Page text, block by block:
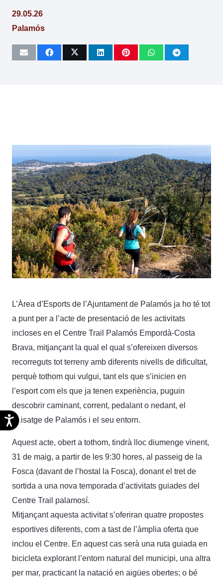
Accesibilidad
29.05.26
Palamós
L’Àrea d’Esports de l’Ajuntament de Palamós ja ho té tot
a punt per a l’acte de presentació de les activitats
incloses en el Centre Trail Palamós Empordà-Costa
Brava, mitjançant la qual el qual s’ofereixen diversos
recorreguts tot terreny amb diferents nivells de dificultat,
perquè tothom qui vulgui, tant els que s’inicien en
l’esport com els que ja tenen experiència, puguin
descobrir caminant, corrent, pedalant o nedant, el
paisatge de Palamós i el seu entorn.
Aquest acte, obert a tothom, tindrà lloc diumenge vinent,
31 de maig, a partir de les 9:30 hores, al passeig de la
Fosca (davant de l’hostal la Fosca), donant el tret de
sortida a una nova temporada d’activitats guiades del
Centre Trail palamosí.
Mitjançant aquesta activitat s’oferiran quatre propostes
esportives diferents, com a tast de l’àmplia oferta que
inclou el Centre. En aquest cas serà una ruta guiada en
bicicleta explorant l’entorn natural del municipi, una altra
per mar, practicant la natació en aigües obertes; o bé